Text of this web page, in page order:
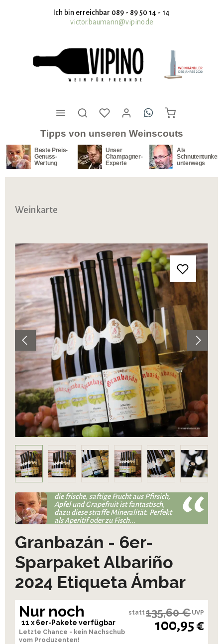
springenIch bin erreichbar 089 - 89 50 14 - 14
victor.baumann@vipino.de
Tipps von unseren Weinscouts
Beste Preis-
Genuss-
Wertung
Unser
Champagner-
Experte
Als
Schnutentunker
unterwegs
Weinkarte
Bildergalerie überspringen
die frische, saftige Frucht aus Pfirsich,
Apfel und Grapefruit ist fantastisch,
dazu diese straffe Mineralität. Perfekt
als Aperitif oder zu Fisch...
Granbazán - 6er-
Sparpaket Albariño
2024 Etiqueta Ámbar
Nur noch
11 x 6er-Pakete verfügbar
Letzte Chance - kein Nachschub
vom Produzenten!
statt135,60 € UVP
100,95 €